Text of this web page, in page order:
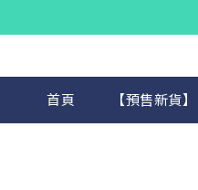
首頁 【預售新貨】